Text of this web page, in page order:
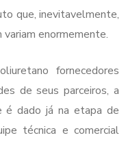
que, inevitavelmente,
enormemente.
fornecedores
de seus parceiros, a
é dado já na etapa de
técnica e comercial